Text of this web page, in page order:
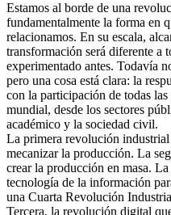
Estamos al borde de una
fundamentalmente la forma en
relacionamos. En su escala,
transformación será diferente a
experimentado antes. Todavía
pero una cosa está clara: la
con la participación de todas
mundial, desde los sectores
académico y la sociedad civil.
La primera revolución
mecanizar la producción. La
crear la producción en masa.
tecnología de la información
una Cuarta Revolución
Tercera, la revolución digital